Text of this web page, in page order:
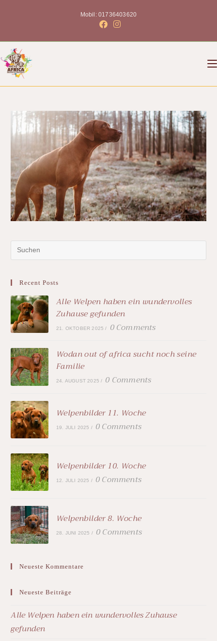
Mobil: 01736403620
Recent Posts
Alle Welpen haben ein wundervolles
Zuhause gefunden
21. OKTOBER 2025 /
0 Comments
Wodan out of africa sucht noch seine
Familie
24. AUGUST 2025 / 0 Comments
Welpenbilder 11. Woche
19. JULI 2025 / 0 Comments
Welpenbilder 10. Woche
12. JULI 2025 / 0 Comments
Welpenbilder 8. Woche
28. JUNI 2025 / 0 Comments
Neueste Kommentare
Neueste Beiträge
Alle Welpen haben ein wundervolles Zuhause
gefunden